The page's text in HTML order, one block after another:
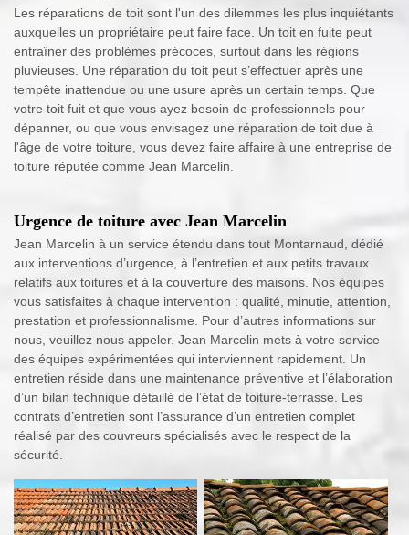
Les réparations de toit sont l'un des dilemmes les plus inquiétants
auxquelles un propriétaire peut faire face. Un toit en fuite peut
entraîner des problèmes précoces, surtout dans les régions
pluvieuses. Une réparation du toit peut s’effectuer après une
tempête inattendue ou une usure après un certain temps. Que
votre toit fuit et que vous ayez besoin de professionnels pour
dépanner, ou que vous envisagez une réparation de toit due à
l'âge de votre toiture, vous devez faire affaire à une entreprise de
toiture réputée comme Jean Marcelin.
Urgence de toiture avec Jean Marcelin
Jean Marcelin à un service étendu dans tout Montarnaud, dédié
aux interventions d’urgence, à l’entretien et aux petits travaux
relatifs aux toitures et à la couverture des maisons. Nos équipes
vous satisfaites à chaque intervention : qualité, minutie, attention,
prestation et professionnalisme. Pour d’autres informations sur
nous, veuillez nous appeler. Jean Marcelin mets à votre service
des équipes expérimentées qui interviennent rapidement. Un
entretien réside dans une maintenance préventive et l’élaboration
d’un bilan technique détaillé de l’état de toiture-terrasse. Les
contrats d’entretien sont l’assurance d’un entretien complet
réalisé par des couvreurs spécialisés avec le respect de la
sécurité.